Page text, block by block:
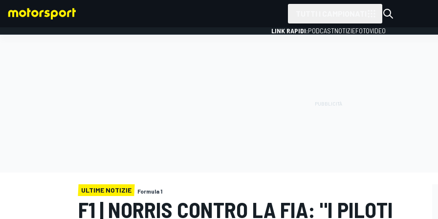
LINK RAPIDI:PODCASTNOTIZIEFOTOVIDEO
ULTIME NOTIZIE Formula 1
F1 | NORRIS CONTRO LA FIA: "I PILOTI